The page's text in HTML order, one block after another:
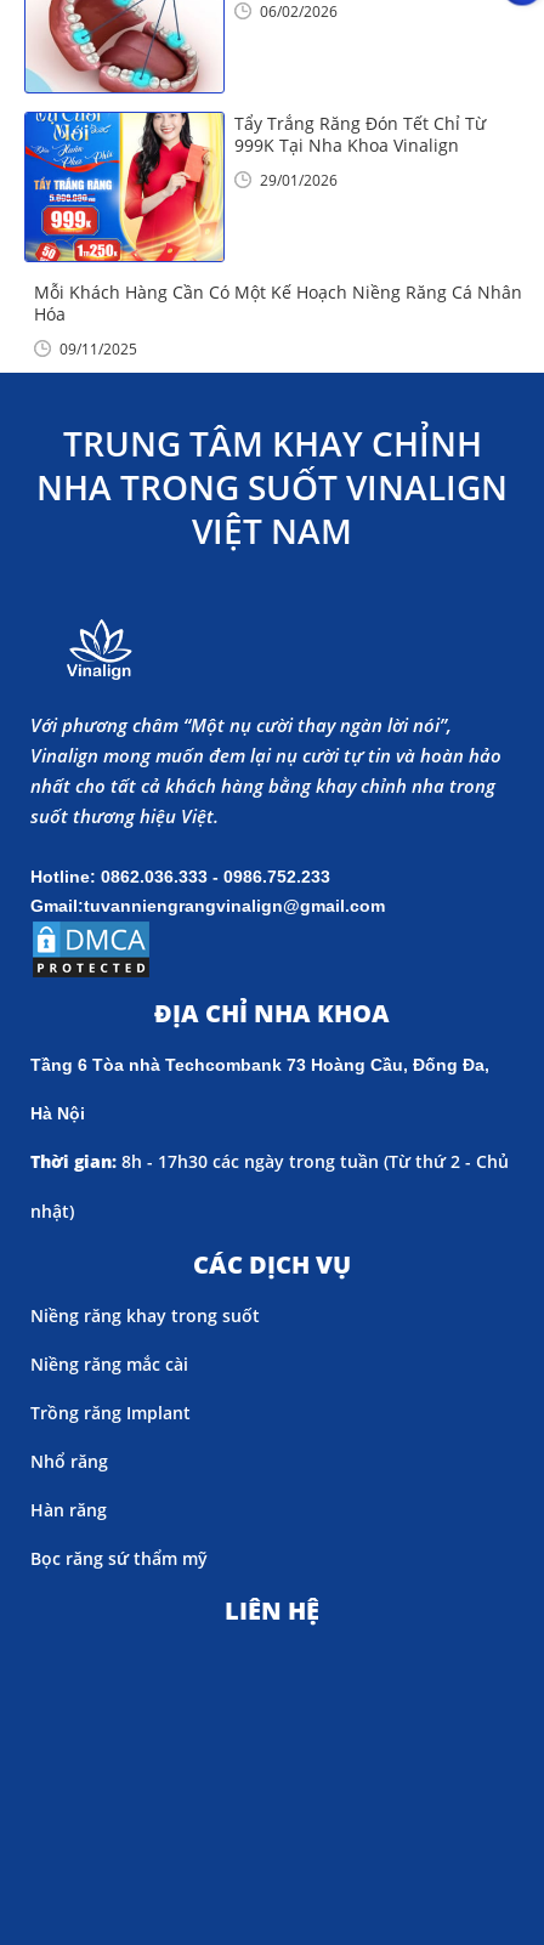
06/02/2026
Tẩy Trắng Răng Đón Tết Chỉ Từ
999K Tại Nha Khoa Vinalign
29/01/2026
Mỗi Khách Hàng Cần Có Một Kế Hoạch Niềng Răng Cá Nhân
Hóa
09/11/2025
TRUNG TÂM KHAY CHỈNH
NHA TRONG SUỐT VINALIGN
VIỆT NAM
Với phương châm “Một nụ cười thay ngàn lời nói”,
Vinalign mong muốn đem lại nụ cười tự tin và hoàn hảo
nhất cho tất cả khách hàng bằng khay chỉnh nha trong
suốt thương hiệu Việt.
Hotline: 0862.036.333 - 0986.752.233
Gmail:tuvanniengrangvinalign@gmail.com
ĐỊA CHỈ NHA KHOA
Tầng 6 Tòa nhà Techcombank 73 Hoàng Cầu, Đống Đa,
Hà Nội
Thời gian: 8h - 17h30 các ngày trong tuần (Từ thứ 2 - Chủ
nhật)
CÁC DỊCH VỤ
Niềng răng khay trong suốt
Niềng răng mắc cài
Trồng răng Implant
Nhổ răng
Hàn răng
Bọc răng sứ thẩm mỹ
LIÊN HỆ